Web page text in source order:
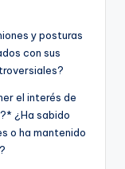
y posturas
con sus
el interés de
¿Ha sabido
o ha mantenido